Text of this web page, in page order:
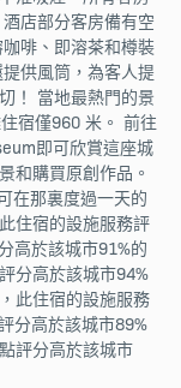
店部分客房備有空
啡、即溶茶和樽裝
供風筒，為客人提
！ 當地最熱門的景
宿僅960 米。 前往
即可欣賞這座城
和購買原創作品。
在那裏度過一天的
住宿的設施服務評
高於該城市91%的
分高於該城市94%
此住宿的設施服務
分高於該城市89%
評分高於該城市